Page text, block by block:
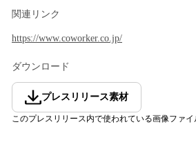
関連リンク
https://www.coworker.co.jp/
ダウンロード
プレスリリース素材
このプレスリリース内で使われている画像ファ